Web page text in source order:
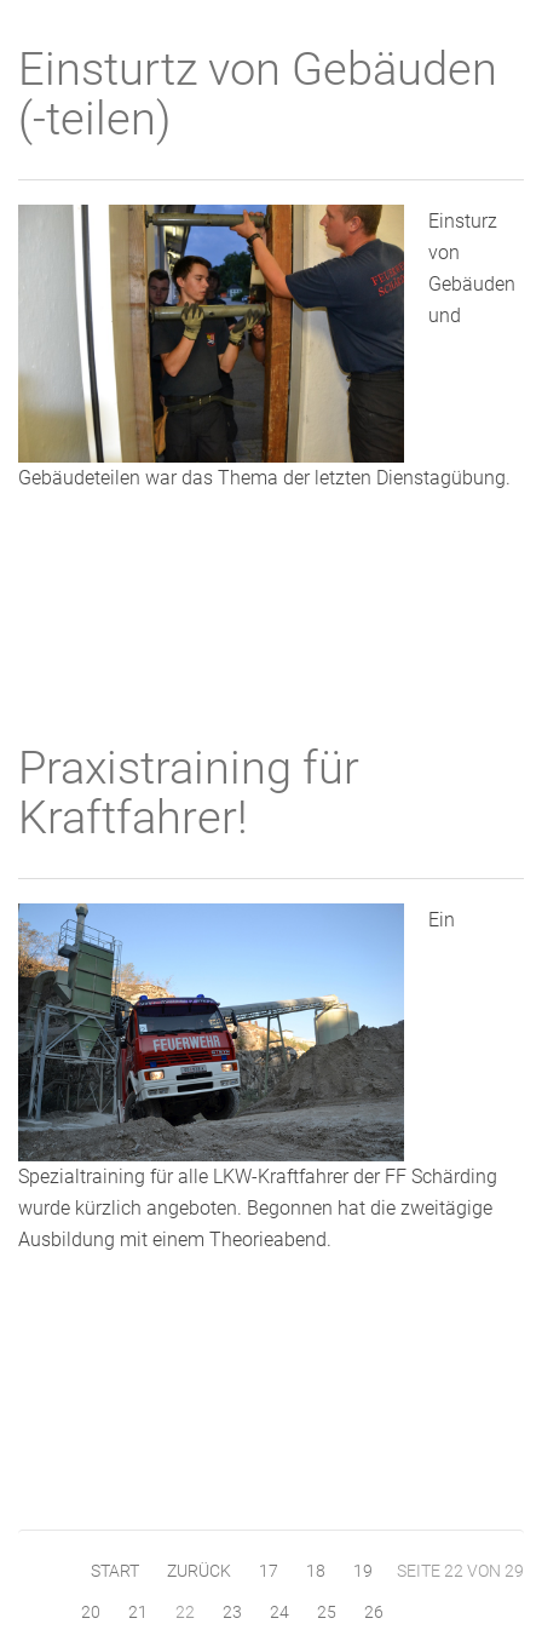
Einsturtz von Gebäuden
(-teilen)
Einsturz
von
Gebäuden
und
Gebäudeteilen war das Thema der letzten Dienstagübung.
Praxistraining für
Kraftfahrer!
Ein
Spezialtraining für alle LKW-Kraftfahrer der FF Schärding
wurde kürzlich angeboten. Begonnen hat die zweitägige
Ausbildung mit einem Theorieabend.
SEITE 22 VON 29
START ZURÜCK 17 18 19
20 21 22 23 24 25 26